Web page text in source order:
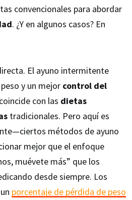
convencionales para abordar
. ¿Y en algunos casos? En
El ayuno intermitente
y un mejor control del
con las dietas
tradicionales. Pero aquí es
métodos de ayuno
mejor que el enfoque
muévete más” que los
desde siempre. Los
porcentaje de pérdida de peso